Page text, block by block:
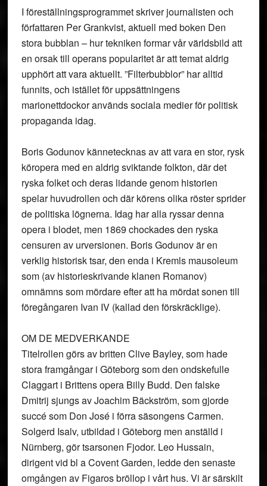
I föreställningsprogrammet skriver journalisten och
författaren Per Grankvist, aktuell med boken Den
stora bubblan – hur tekniken formar vår världsbild att
en orsak till operans popularitet är att temat aldrig
upphört att vara aktuellt. ”Filterbubblor” har alltid
funnits, och istället för uppsättningens
marionettdockor används sociala medier för politisk
propaganda idag.
Boris Godunov kännetecknas av att vara en stor, rysk
köropera med en aldrig sviktande folkton, där det
ryska folket och deras lidande genom historien
spelar huvudrollen och där körens olika röster sprider
de politiska lögnerna. Idag har alla ryssar denna
opera i blodet, men 1869 chockades den ryska
censuren av urversionen. Boris Godunov är en
verklig historisk tsar, den enda i Kremls mausoleum
som (av historieskrivande klanen Romanov)
omnämns som mördare efter att ha mördat sonen till
föregångaren Ivan IV (kallad den förskräcklige).
OM DE MEDVERKANDE
Titelrollen görs av britten Clive Bayley, som hade
stora framgångar i Göteborg som den ondskefulle
Claggart i Brittens opera Billy Budd. Den falske
Dmitrij sjungs av Joachim Bäckström, som gjorde
succé som Don José i förra säsongens Carmen.
Solgerd Isalv, utbildad i Göteborg men anställd i
Nürnberg, gör tsarsonen Fjodor. Leo Hussain,
dirigent vid bl a Covent Garden, ledde den senaste
omgången av Figaros bröllop i vårt hus. Vi är särskilt